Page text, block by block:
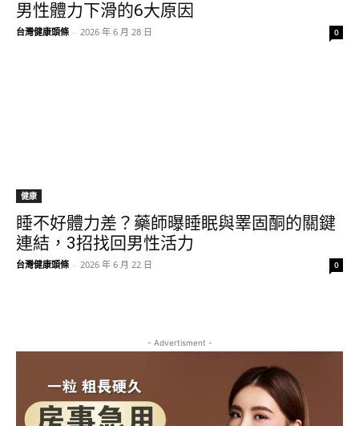
男性體力下滑的6大原因
台灣健康頭條 - 2026 年 6 月 28 日 0
健康
睡不好體力差？藥師曝睡眠與睪固酮的關鍵
連結，3招找回男性活力
台灣健康頭條 - 2026 年 6 月 22 日 0
- Advertisment -